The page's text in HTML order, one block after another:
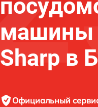
машины
Sharp в
Официальный